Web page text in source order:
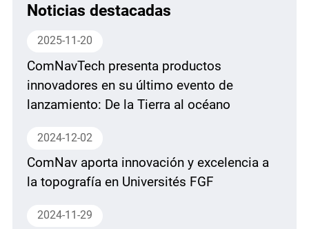
Noticias destacadas
2025-11-20
ComNavTech presenta productos
innovadores en su último evento de
lanzamiento: De la Tierra al océano
2024-12-02
ComNav aporta innovación y excelencia a
la topografía en Universités FGF
2024-11-29